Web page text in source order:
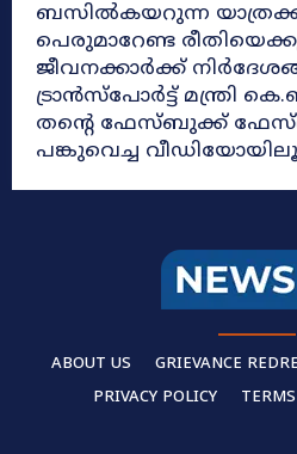
ബസിൽകയറുന്ന
പെരുമാറേണ്ട
ജീവനക്കാർക്ക്
ട്രാൻസ്‌പോർട്ട് മന്ത്രി
തന്റെ ഫേസ്ബുക്ക്
പങ്കുവെച്ച
ABOUT US GRIEVANCE
PRIVACY POLICY